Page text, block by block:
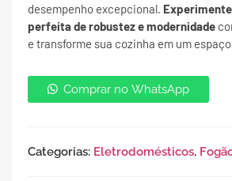
desempenho excepcional.
perfeita de robustez e modernidade
e transforme sua cozinha em um
Comprar no WhatsApp
Categorias: Eletrodomésticos,